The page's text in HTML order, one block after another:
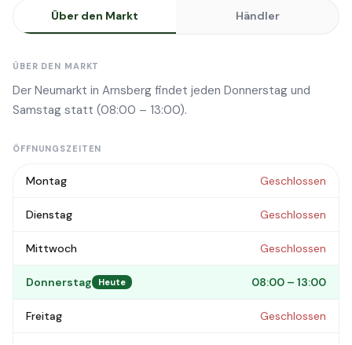
Über den Markt Händler
ÜBER DEN MARKT
Der Neumarkt in Arnsberg findet jeden Donnerstag und
Samstag statt (08:00 – 13:00).
ÖFFNUNGSZEITEN
Montag Geschlossen
Dienstag Geschlossen
Mittwoch Geschlossen
Donnerstag Heute 08:00 – 13:00
Freitag Geschlossen